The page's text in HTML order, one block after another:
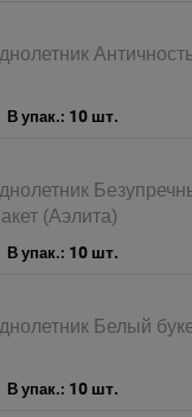
В упак.: 10 шт.
(Аэлита)
В упак.: 10 шт.
Белый
В упак.: 10 шт.